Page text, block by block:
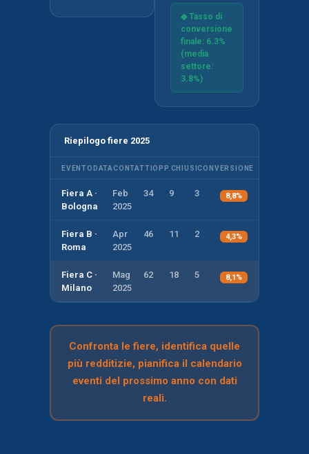
◆ Tasso di
conversione
finale: 6.3%
(media
settore:
3.8%)
Riepilogo fiere 2025
EVENTO DATACONTATTI OPP. CHIUSICONVERSIONE
Fiera A ·
Bologna
Feb
2025
34 9 3 8,8%
Fiera B ·
Roma
Apr
2025
46 11 2 4,3%
Fiera C ·
Milano
Mag
2025
62 18 5 8,1%
Confronta le fiere, identifica quelle
più redditizie, pianifica il calendario
eventi del prossimo anno con dati
reali.